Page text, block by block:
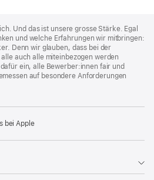
Und das ist unsere grosse Stärke. Egal
und welche Erfahrungen wir mitbringen:
Denn wir glauben, dass bei der
auch alle miteinbezogen werden
ein, alle Bewerber:innen fair und
auf besondere Anforderungen
bei Apple